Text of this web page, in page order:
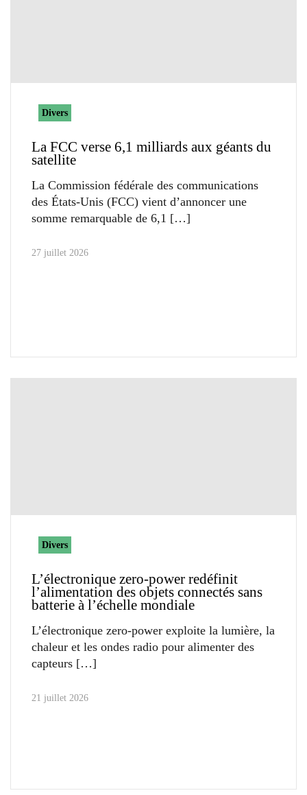
Divers
La FCC verse 6,1 milliards aux géants du
satellite
La Commission fédérale des communications
des États-Unis (FCC) vient d’annoncer une
somme remarquable de 6,1
27 juillet 2026
Divers
L’électronique zero-power redéfinit
l’alimentation des objets connectés sans
batterie à l’échelle mondiale
L’électronique zero-power exploite la lumière, la
chaleur et les ondes radio pour alimenter des
capteurs
21 juillet 2026